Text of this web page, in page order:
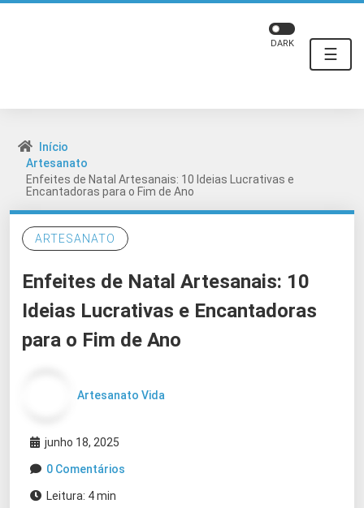
☰
DARK
Início
Artesanato
Enfeites de Natal Artesanais: 10 Ideias Lucrativas e
Encantadoras para o Fim de Ano
ARTESANATO
Enfeites de Natal Artesanais: 10
Ideias Lucrativas e Encantadoras
para o Fim de Ano
Artesanato Vida
junho 18, 2025
0 Comentários
Leitura: 4 min